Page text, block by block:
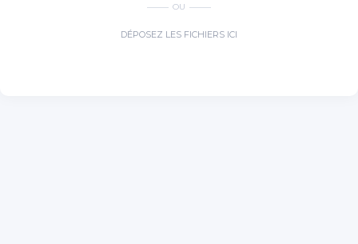
OU
DÉPOSEZ LES FICHIERS ICI